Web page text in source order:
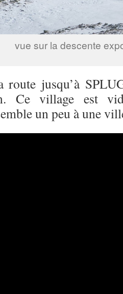
vue sur la descente
route jusqu’à
Ce village est
un peu à une